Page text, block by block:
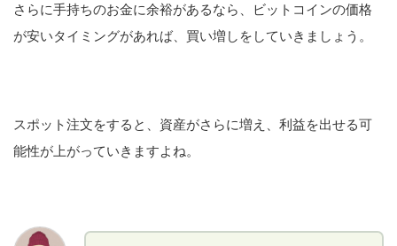
さらに手持ちのお金に余裕があるなら、ビットコインの価格
が安いタイミングがあれば、買い増しをしていきましょう。
スポット注文をすると、資産がさらに増え、利益を出せる可
能性が上がっていきますよね。